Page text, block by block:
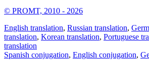
© PROMT, 2010 - 2026
English translation, Russian translation,
translation, Korean translation, Portuguese
translation
Spanish conjugation, English conjugation,